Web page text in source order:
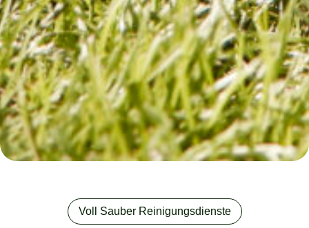
Voll Sauber Reinigungsdienste